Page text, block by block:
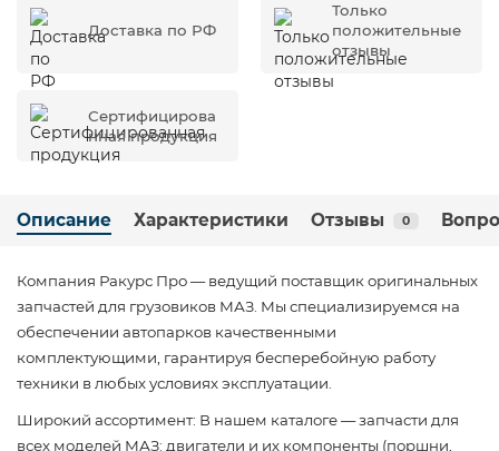
Доставка по РФ
Только
положительные
отзывы
Сертифицирова
нная продукция
Описание Характеристики Отзывы 0
Компания Ракурс Про — ведущий поставщик оригинальных
запчастей для грузовиков МАЗ. Мы специализируемся на
обеспечении автопарков качественными
комплектующими, гарантируя бесперебойную работу
техники в любых условиях эксплуатации.
Широкий ассортимент: В нашем каталоге — запчасти для
всех моделей МАЗ: двигатели и их компоненты (поршни,